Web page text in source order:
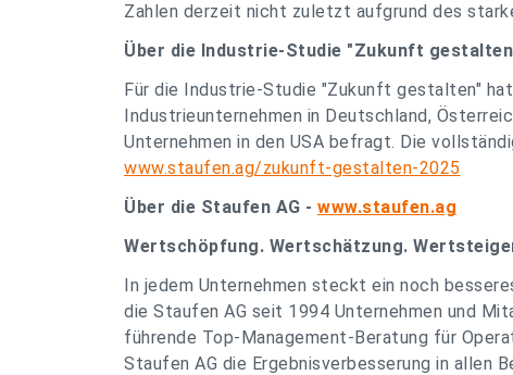
Zahlen derzeit nicht zuletzt aufgrund des
Über die Industrie-Studie "Zukunft
Für die Industrie-Studie "Zukunft gestalten"
Industrieunternehmen in Deutschland,
Unternehmen in den USA befragt. Die
www.staufen.ag/zukunft-gestalten-2025
Über die Staufen AG - www.staufen.ag
Wertschöpfung. Wertschätzung.
In jedem Unternehmen steckt ein noch
die Staufen AG seit 1994 Unternehmen und
führende Top-Management-Beratung für
Staufen AG die Ergebnisverbesserung in allen